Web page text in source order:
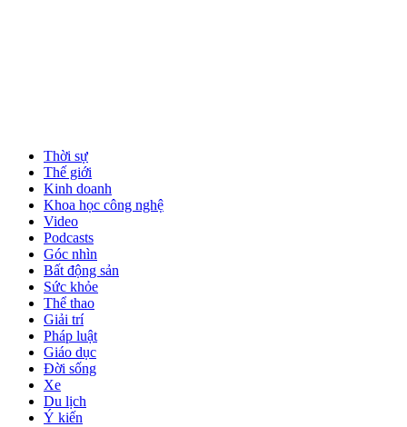
Thời sự
Thế giới
Kinh doanh
Khoa học công nghệ
Video
Podcasts
Góc nhìn
Bất động sản
Sức khỏe
Thể thao
Giải trí
Pháp luật
Giáo dục
Đời sống
Xe
Du lịch
Ý kiến